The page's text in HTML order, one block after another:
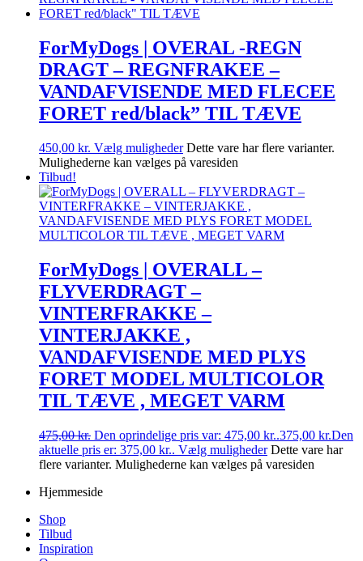
ForMyDogs | OVERAL -REGN
DRAGT – REGNFRAKEE –
VANDAFVISENDE MED FLECEE
FORET red/black” TIL TÆVE
450,00 kr. Vælg muligheder Dette vare har flere varianter.
Mulighederne kan vælges på varesiden
Tilbud!
ForMyDogs | OVERALL –
FLYVERDRAGT –
VINTERFRAKKE –
VINTERJAKKE ,
VANDAFVISENDE MED PLYS
FORET MODEL MULTICOLOR
TIL TÆVE , MEGET VARM
475,00kr. Den oprindelige pris var: 475,00 kr..375,00 kr.Den
aktuelle pris er: 375,00 kr.. Vælg muligheder Dette vare har
flere varianter. Mulighederne kan vælges på varesiden
Hjemmeside
Shop
Tilbud
Inspiration